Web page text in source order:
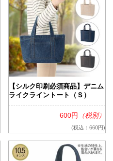
【シルク印刷必須商品】デニム
ライクライントート（Ｓ）
600円 （税別）
(税込：660円)